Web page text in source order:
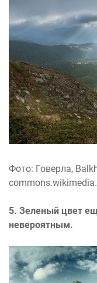
Фото: Говерла,
5. Зеленый цвет
невероятным.